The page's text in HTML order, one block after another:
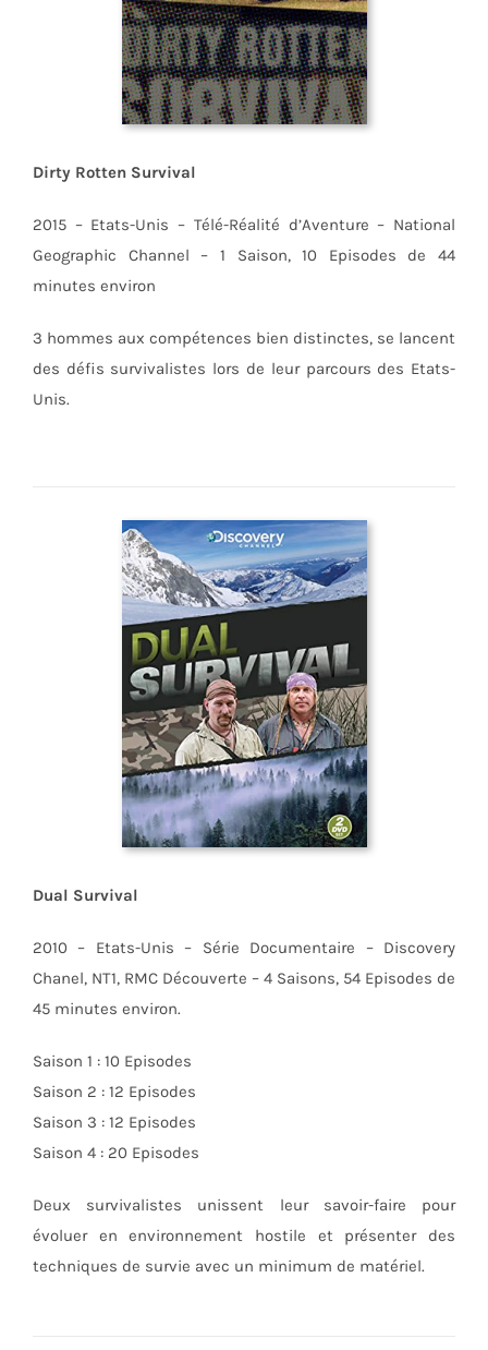
Dirty Rotten Survival
2015 – Etats-Unis – Télé-Réalité d’Aventure – National
Geographic Channel – 1 Saison, 10 Episodes de 44
minutes environ
3 hommes aux compétences bien distinctes, se lancent
des défis survivalistes lors de leur parcours des Etats-
Unis.
Dual Survival
2010 – Etats-Unis – Série Documentaire – Discovery
Chanel, NT1, RMC Découverte – 4 Saisons, 54 Episodes de
45 minutes environ.
Saison 1 : 10 Episodes
Saison 2 : 12 Episodes
Saison 3 : 12 Episodes
Saison 4 : 20 Episodes
Deux survivalistes unissent leur savoir-faire pour
évoluer en environnement hostile et présenter des
techniques de survie avec un minimum de matériel.